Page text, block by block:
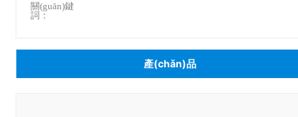
關(guān)鍵
詞：
產(chǎn)品